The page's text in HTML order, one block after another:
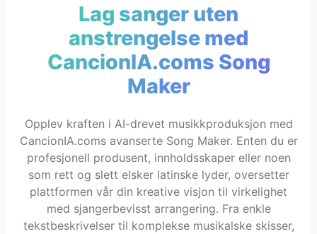
Lag sanger uten
anstrengelse med
CancionIA.coms Song
Maker
Opplev kraften i AI-drevet musikkproduksjon med
CancionIA.coms avanserte Song Maker. Enten du er
profesjonell produsent, innholdsskaper eller noen
som rett og slett elsker latinske lyder, oversetter
plattformen vår din kreative visjon til virkelighet
med sjangerbevisst arrangering. Fra enkle
tekstbeskrivelser til komplekse musikalske skisser,